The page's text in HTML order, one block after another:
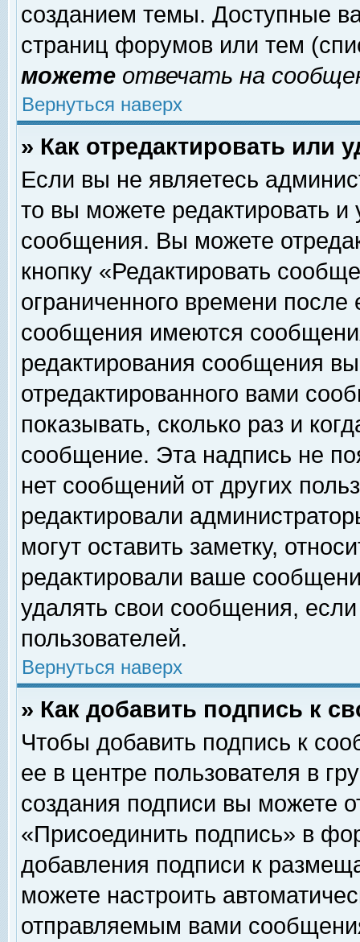
созданием темы. Доступные
страниц форумов или тем
можете отвечать на
Вернуться наверх
» Как отредактировать или
Если вы не являетесь
то вы можете редактировать и
сообщения. Вы можете
кнопку «Редактировать
ограниченного времени
сообщения имеются
редактирования сообщения
отредактированного вами
показывать, сколько раз и
сообщение. Эта надпись не
нет сообщений от других
редактировали
могут оставить заметку,
редактировали ваше
удалять свои сообщения,
пользователей.
Вернуться наверх
» Как добавить подпись к
Чтобы добавить подпись к
ее в центре пользователя в
создания подписи вы можете
«Присоединить подпись» в
добавления подписи к
можете настроить
отправляемым вами